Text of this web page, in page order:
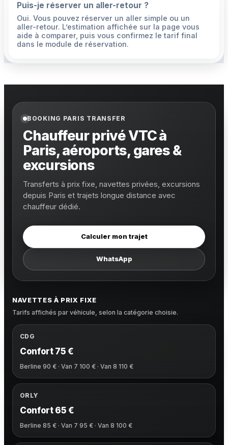
Puis-je réserver un aller-retour ?
Oui. Vous pouvez réserver un aller simple ou un
aller-retour. L’estimation affichée sur la page vous
aide à comparer, puis vous confirmez le tarif final
dans le module de réservation.
BOOKING PARIS TRANSFER
Chauffeur privé VTC à
Paris, aéroports, gares &
excursions
Transferts à prix fixe, navettes privées, excursions
depuis Paris et trajets longue distance avec
chauffeur dédié.
Calculer mon trajet
WhatsApp
NAVETTES À PRIX FIXE
Tarifs affichés par véhicule, selon la catégorie choisie.
CDG
Confort 75 €
Berline 90 € · Van 7 100 € · Van 8 110 €
ORLY
Confort 65 €
Berline 85 € · Van 7 95 € · Van 8 100 €